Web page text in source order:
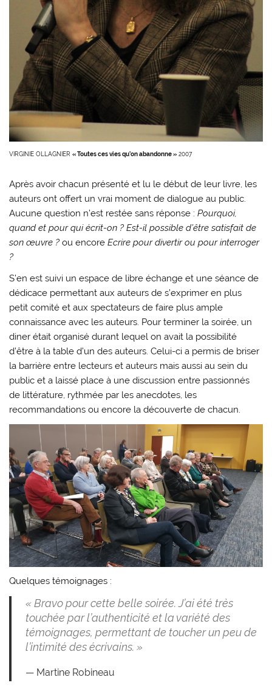
VIRGINIE OLLAGNIER« Toutes ces vies qu’on abandonne » 2007
Après avoir chacun présenté et lu le début de leur livre, les
auteurs ont offert un vrai moment de dialogue au public.
Aucune question n’est restée sans réponse :Pourquoi,
quand et pour qui écrit-on ? Est-il possible d’être satisfait de
son œuvre ? ou encore Ecrire pour divertir ou pour interroger
?
S’en est suivi un espace de libre échange et une séance de
dédicace permettant aux auteurs de s’exprimer en plus
petit comité et aux spectateurs de faire plus ample
connaissance avec les auteurs. Pour terminer la soirée, un
diner était organisé durant lequel on avait la possibilité
d’être à la table d’un des auteurs. Celui-ci a permis de briser
la barrière entre lecteurs et auteurs mais aussi au sein du
public et a laissé place à une discussion entre passionnés
de littérature, rythmée par les anecdotes, les
recommandations ou encore la découverte de chacun.
Quelques témoignages :
« Bravo pour cette belle soirée. J’ai été très
touchée par l’authenticité et la variété des
témoignages, permettant de toucher un peu de
l’intimité des écrivains. »
Martine Robineau